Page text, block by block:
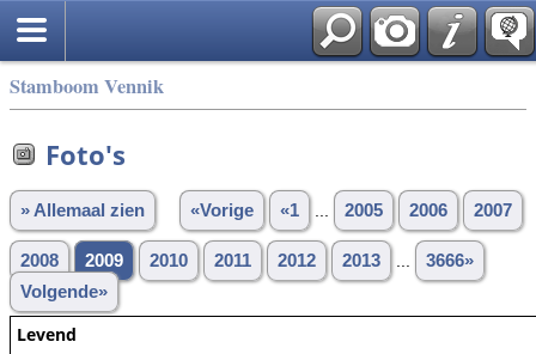
Stamboom Vennik
Foto's
» Allemaal zien «Vorige «1 2005 2006 2007
2008 2009 2010 2011 2012 2013
3666»
Volgende»
Levend